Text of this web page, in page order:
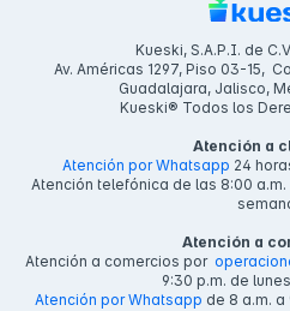
Kueski, S.A.P.I. de
Av. Américas 1297, Piso 03-15,
Guadalajara, Jalisco,
Kueski® Todos los
Atención a
Atención por Whatsapp 24
Atención telefónica de las 8:00
Atención a
Atención a comercios por
9:30 p.m. de
Atención por Whatsapp de 8 a.m.